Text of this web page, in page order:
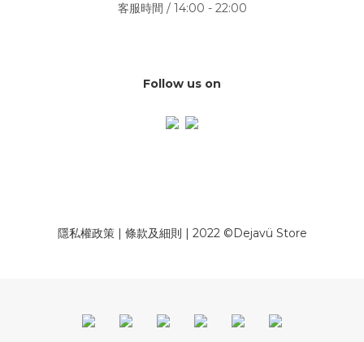
客服時間 / 14:00 - 22:00
Follow us on
隱私權政策| 條款及細則 | 2022 ©Dejavü Store